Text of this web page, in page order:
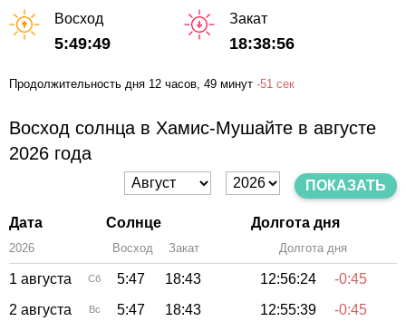
Восход
5:49:49
Закат
18:38:56
Продолжительность дня 12 часов, 49 минут -51 сек
Восход солнца в Хамис-Мушайте в августе
2026 года
ПОКАЗАТЬ
Дата Солнце Долгота дня
2026 Восход Закат Долгота дня
1 августа Сб 5:47 18:43 12:56:24
-0:45
2 августа
Вс 5:47 18:43 12:55:39
-0:45